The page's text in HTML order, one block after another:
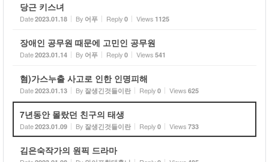
당근 키스녀
Date2023.01.18 By 어푸 Reply 0 Views 1125
장애인 공무원 때문에 고민인 공무원
Date2023.01.14 By 어푸 Reply 0 Views 541
혐)가스누출 사고로 인한 인명피해
Date2023.01.13 By 잘생긴것들이란 Reply 0 Views 625
7년동안 몰랐던 친구의 태생
Date2023.01.09 By 잘생긴것들이란 Reply 0 Views 733
김은숙작가의 원픽 드라마